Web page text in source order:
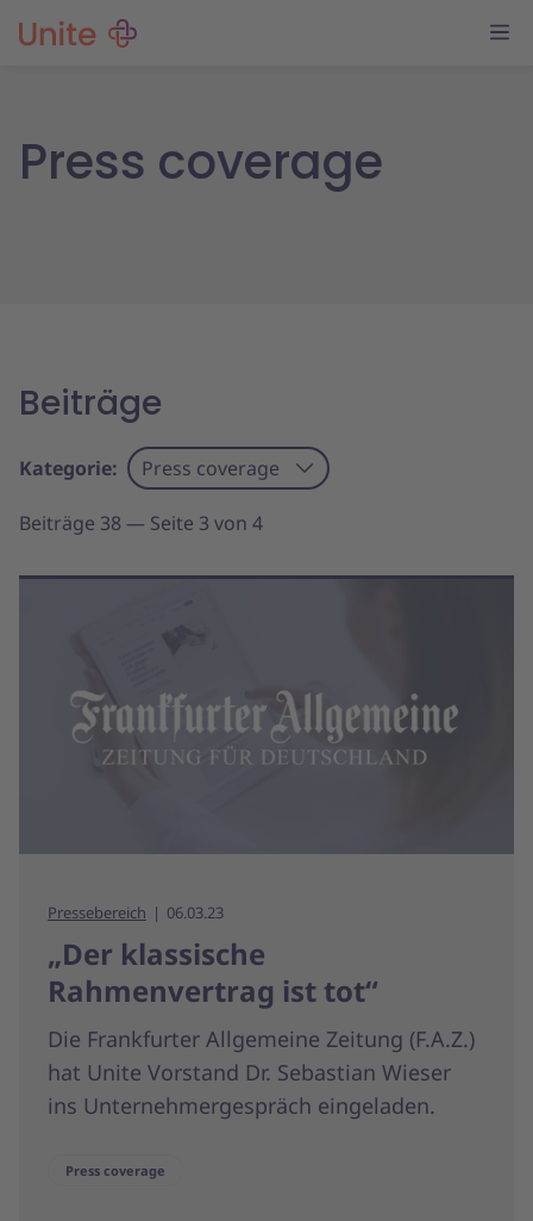
Press coverage
Beiträge
Kategorie: Press coverage
Beiträge 38 — Seite 3 von 4
Pressebereich 06.03.23
„Der klassische
Rahmenvertrag ist tot“
Die Frankfurter Allgemeine Zeitung (F.A.Z.)
hat Unite Vorstand Dr. Sebastian Wieser
ins Unternehmergespräch eingeladen.
Press coverage